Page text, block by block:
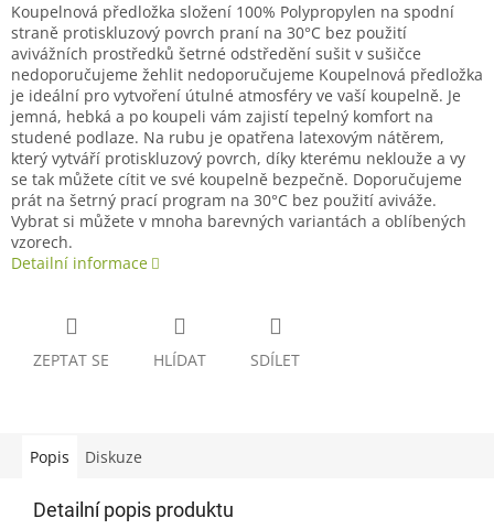
Koupelnová předložka složení 100% Polypropylen na spodní
straně protiskluzový povrch praní na 30°C bez použití
avivážních prostředků šetrné odstředění sušit v sušičce
nedoporučujeme žehlit nedoporučujeme Koupelnová předložka
je ideální pro vytvoření útulné atmosféry ve vaší koupelně. Je
jemná, hebká a po koupeli vám zajistí tepelný komfort na
studené podlaze. Na rubu je opatřena latexovým nátěrem,
který vytváří protiskluzový povrch, díky kterému neklouže a vy
se tak můžete cítit ve své koupelně bezpečně. Doporučujeme
prát na šetrný prací program na 30°C bez použití aviváže.
Vybrat si můžete v mnoha barevných variantách a oblíbených
vzorech.
Detailní informace
ZEPTAT SE HLÍDAT SDÍLET
Popis Diskuze
Detailní popis produktu